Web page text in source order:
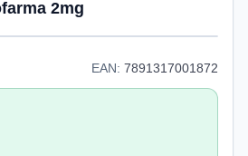
2mg
EAN: 7891317001872